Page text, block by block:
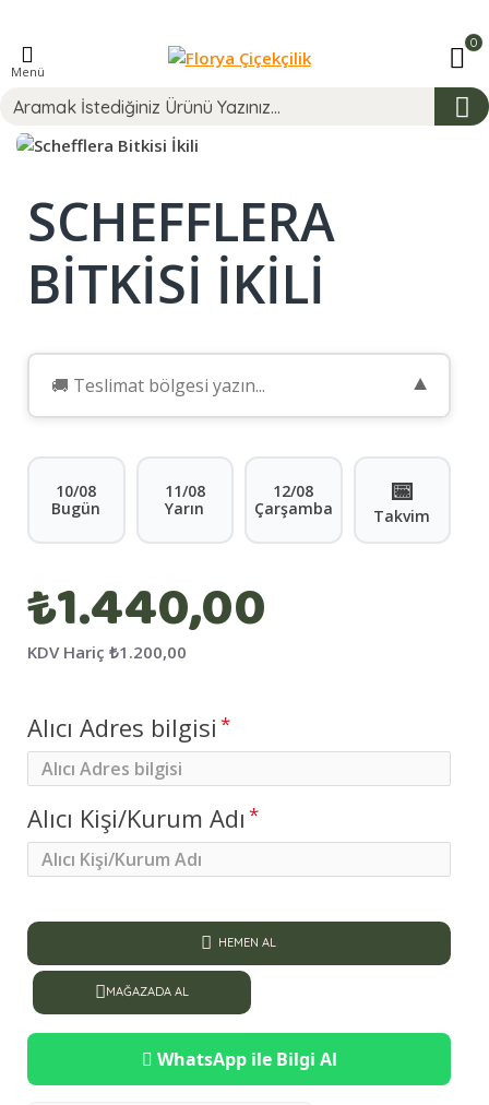
Menü
0
SCHEFFLERA
BITKISI İKILI
▼
10/08
Bugün
11/08
Yarın
12/08
Çarşamba
📅
Takvim
₺1.440,00
KDV Hariç ₺1.200,00
Alıcı Adres bilgisi
Alıcı Kişi/Kurum Adı
HEMEN AL
MAĞAZADA AL
WhatsApp ile Bilgi Al